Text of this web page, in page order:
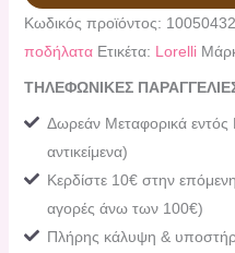
Κωδικός προϊόντος:
ποδήλατα Ετικέτα: Lorelli
ΤΗΛΕΦΩΝΙΚΕΣ
Δωρεάν Μεταφορικά εντός
αντικείμενα)
Κερδίστε 10€ στην
αγορές άνω των 100€)
Πλήρης κάλυψη &